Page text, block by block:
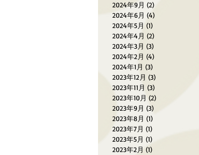
2024年9月 (2)
2024年6月 (4)
2024年5月 (1)
2024年4月 (2)
2024年3月 (3)
2024年2月 (4)
2024年1月 (3)
2023年12月 (3)
2023年11月 (3)
2023年10月 (2)
2023年9月 (3)
2023年8月 (1)
2023年7月 (1)
2023年5月 (1)
2023年2月 (1)